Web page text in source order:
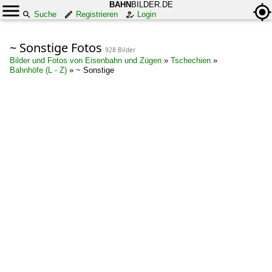
BAHN BILDER.DE
Suche
Registrieren Login
~ Sonstige Fotos 928 Bilder
Bilder und Fotos von Eisenbahn und Zügen » Tschechien »
Bahnhöfe (L - Z) » ~ Sonstige